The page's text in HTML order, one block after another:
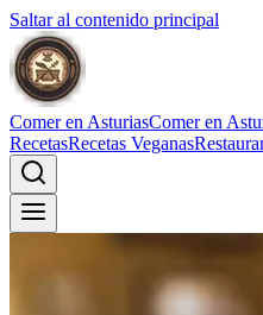
Saltar al contenido principal
Comer en AsturiasComer en
RecetasRecetas Veganas